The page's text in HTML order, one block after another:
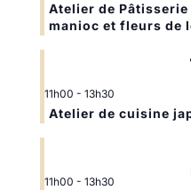
Atelier de
manioc et fleurs de
11h00 - 13h30
Atelier de cuisine
11h00 - 13h30